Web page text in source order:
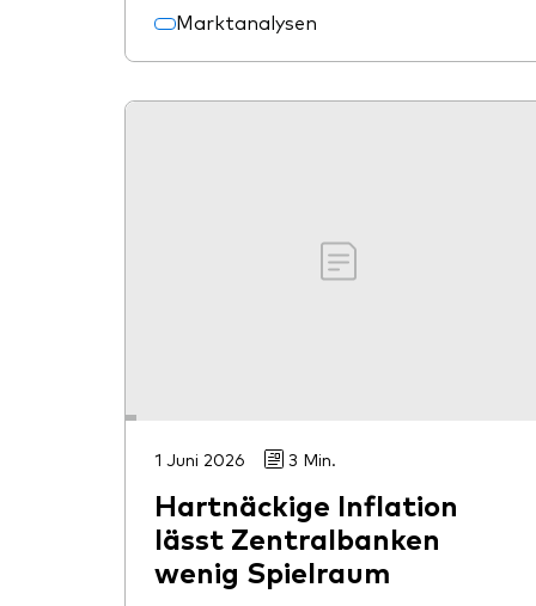
Marktanalysen
1 Juni 2026 3 Min.
Hartnäckige Inflation
lässt Zentralbanken
wenig Spielraum